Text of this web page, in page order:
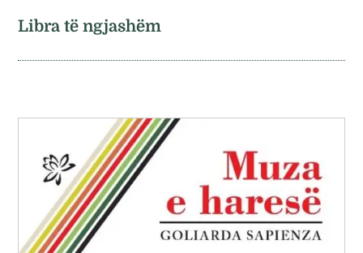
Libra të ngjashëm